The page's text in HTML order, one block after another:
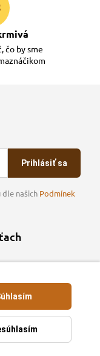
čo by sme
Prihlásiť sa
dle našich Podmínek